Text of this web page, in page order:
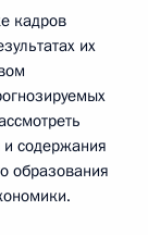
кадров
их
и содержания
образования